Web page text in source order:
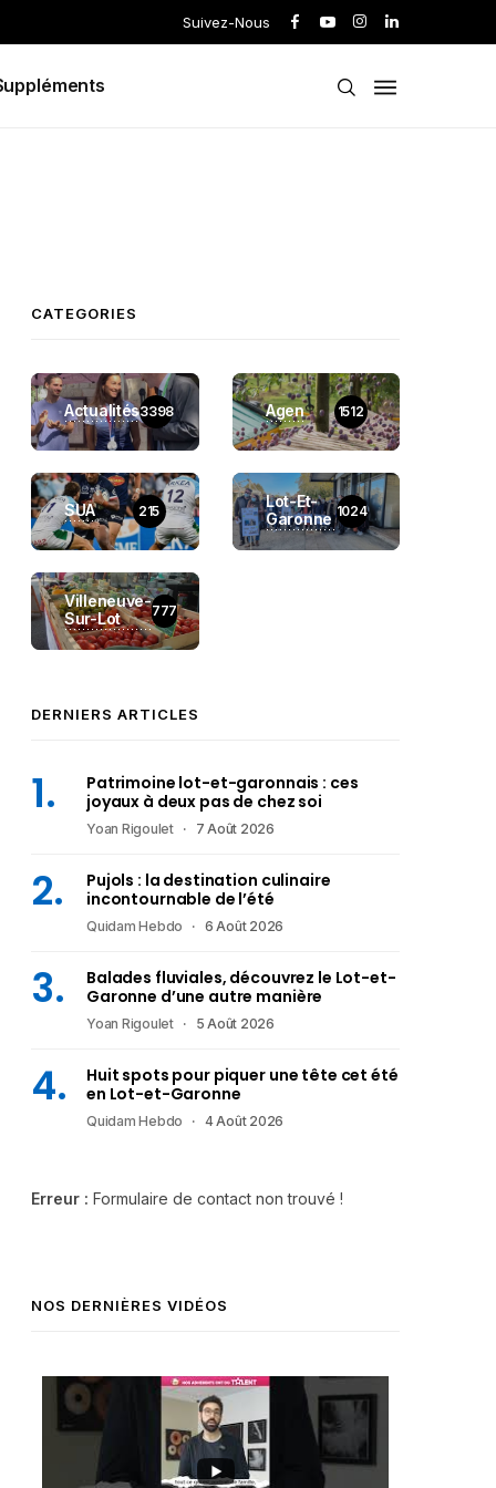
Suivez-Nous
CATEGORIES
Actualités3398 Agen 1512
SUA 215
Lot-Et-
Garonne 1024
Villeneuve-
Sur-Lot
777
DERNIERS ARTICLES
Patrimoine lot-et-garonnais : ces
joyaux à deux pas de chez soi
Yoan Rigoulet 7 Août 2026
Pujols : la destination culinaire
incontournable de l’été
Quidam Hebdo 6 Août 2026
Balades fluviales, découvrez le Lot-et-
Garonne d’une autre manière
Yoan Rigoulet 5 Août 2026
Huit spots pour piquer une tête cet été
en Lot-et-Garonne
Quidam Hebdo 4 Août 2026
Erreur : Formulaire de contact non trouvé !
NOS DERNIÈRES VIDÉOS